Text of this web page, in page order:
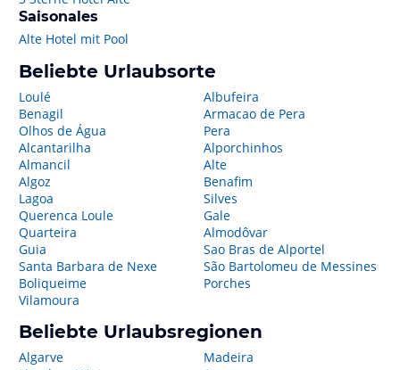
Saisonales
Alte Hotel mit Pool
Beliebte Urlaubsorte
Loulé
Benagil
Olhos de Água
Alcantarilha
Almancil
Algoz
Lagoa
Querenca Loule
Quarteira
Guia
Santa Barbara de Nexe
Boliqueime
Vilamoura
Albufeira
Armacao de Pera
Pera
Alporchinhos
Alte
Benafim
Silves
Gale
Almodôvar
Sao Bras de Alportel
São Bartolomeu de Messines
Porches
Beliebte Urlaubsregionen
Algarve
Madeira